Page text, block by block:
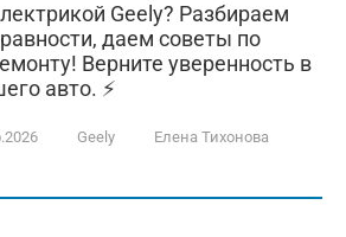
Geely? Разбираем
даем советы по
Верните уверенность в
авто. ⚡
Geely Елена Тихонова